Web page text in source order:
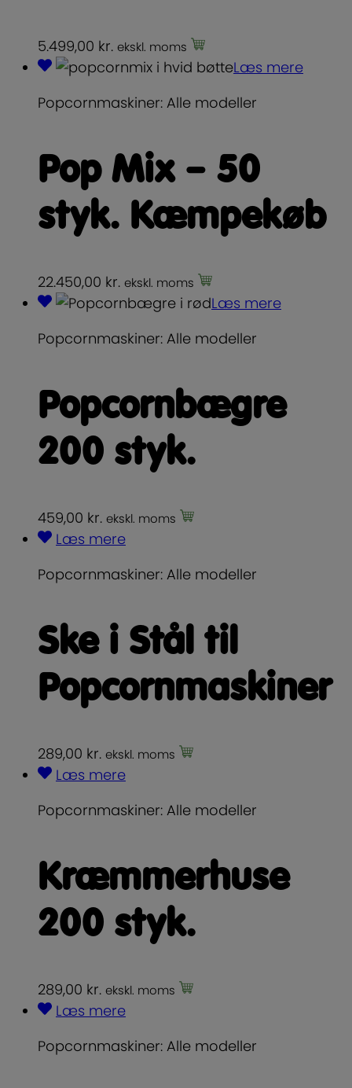
5.499,00 kr. ekskl. moms
Læs mere
Popcornmaskiner: Alle modeller
Pop Mix – 50
styk. Kæmpekøb
22.450,00 kr. ekskl. moms
Læs mere
Popcornmaskiner: Alle modeller
Popcornbægre
200 styk.
459,00 kr. ekskl. moms
Læs mere
Popcornmaskiner: Alle modeller
Ske i Stål til
Popcornmaskiner
289,00 kr. ekskl. moms
Læs mere
Popcornmaskiner: Alle modeller
Kræmmerhuse
200 styk.
289,00 kr. ekskl. moms
Læs mere
Popcornmaskiner: Alle modeller